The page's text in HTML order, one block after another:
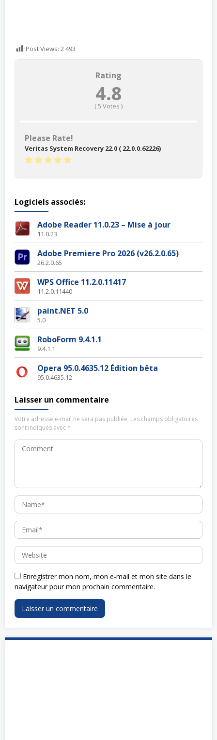
Post Views: 2 493
Rating
4.8
(5 Votes )
Please Rate!
Veritas System Recovery 22.0 ( 22.0.0.62226)
Logiciels associés:
Adobe Reader 11.0.23 – Mise à jour
11.0.23
Adobe Premiere Pro 2026 (v26.2.0.65)
26.2.0.65
WPS Office 11.2.0.11417
11.2.0.11440
paint.NET 5.0
5.0
RoboForm 9.4.1.1
9.4.1.1
Opera 95.0.4635.12 Édition bêta
95.0.4635.12
Laisser un commentaire
Votre adresse e-mail ne sera pas publiée. Les champs obligatoires
sont indiqués avec*
Enregistrer mon nom, mon e-mail et mon site dans le
navigateur pour mon prochain commentaire.